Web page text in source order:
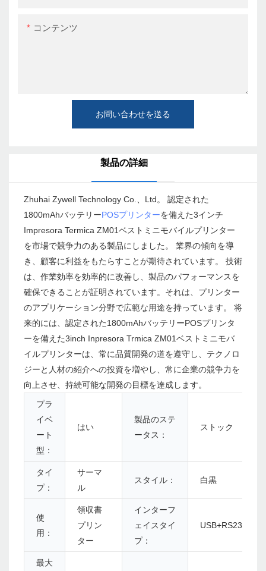
コンテンツ
お問い合わせを送る
製品の詳細
Zhuhai Zywell Technology Co.、Ltd。 認定された
1800mAhバッテリーPOSプリンターを備えた3インチ
Impresora Termica ZM01ベストミニモバイルプリンター
を市場で競争力のある製品にしました。 業界の傾向を導
き、顧客に利益をもたらすことが期待されています。 技術
は、作業効率を効率的に改善し、製品のパフォーマンスを
確保できることが証明されています。それは、プリンター
のアプリケーション分野で広範な用途を持っています。 将
来的には、認定された1800mAhバッテリーPOSプリンタ
ーを備えた3inch Inpresora Trmica ZM01ベストミニモバ
イルプリンターは、常に品質開発の道を遵守し、テクノロ
ジーと人材の紹介への投資を増やし、常に企業の競争力を
向上させ、持続可能な開発の目標を達成します。
プラ
イベ
ート
型：
はい
製品のステ
ータス：
ストック
タイ
プ：
サーマ
ル
スタイル： 白黒
使
用：
領収書
プリン
ター
インターフ
ェイスタイ
プ：
最大